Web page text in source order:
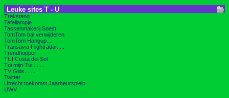
Leuke sites T - U
Trekstang
Tafellampje
Tassenmakerij Soest
TomTom bal verwijderen
TomTom Hangup....
Transavia Flightradar.....
Trendhopper
TUI Costa del Sol
Tui mijn Tui........
TV Gids.......
Twitter
Utrecht toekomst Jaarbeursplein
UWV